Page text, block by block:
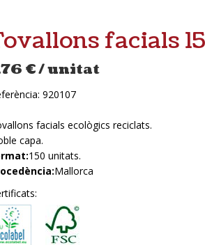
facials
€/ unitat
920107
facials ecològics reciclats.
capa.
150 unitats.
Mallorca